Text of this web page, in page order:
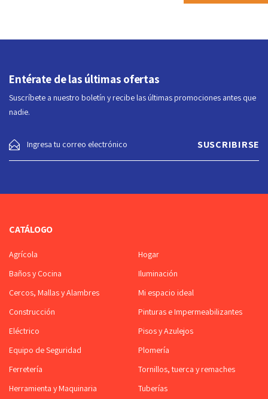
Entérate de las últimas ofertas
Suscríbete a nuestro boletín y recibe las últimas promociones antes que
nadie.
CATÁLOGO
Agrícola
Baños y Cocina
Cercos, Mallas y Alambres
Construcción
Eléctrico
Equipo de Seguridad
Ferretería
Herramienta y Maquinaria
Hogar
Iluminación
Mi espacio ideal
Pinturas e Impermeabilizantes
Pisos y Azulejos
Plomería
Tornillos, tuerca y remaches
Tuberías